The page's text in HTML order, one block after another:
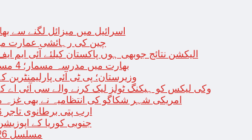
اسرائیل میں میزائل لگنے سے
چین کی رہائشی عمارت میں
الیکشن نتائج جوبھی ہوں پاکستان کیلئے آئی ایم
بھارت میں مدرسہ مسمار؛ 4 مسلمان جاں بحق اور 250 زخمی
وزیرستان؛ پی ٹی آئی پارلیمنٹرین
وکی لیکس کو ہیکنگ ٹولز لیک کرنے والے سی آئی اے کے سابق
امریکی شہر شکاگو کی انتظامیہ نے بھی غزہ
ارب پتی برطانوی تاجر
جنوبی کوریا کے
مسلسل 126 گھنٹوں تک گانے والی خاتون